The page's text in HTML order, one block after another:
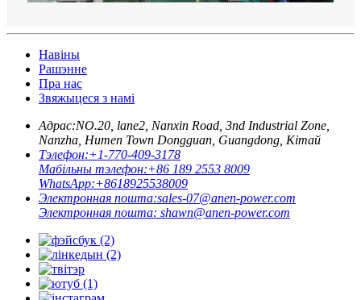
Навіны
Рашэнне
Пра нас
Звяжыцеся з намі
Адрас:NO.20, lane2, Nanxin Road, 3nd Industrial Zone,
Nanzha, Humen Town Dongguan, Guangdong, Кітай
Тэлефон:+1-770-409-3178
Мабільны тэлефон:+86 189 2553 8009
WhatsApp:+8618925538009
Электронная пошта:sales-07@anen-power.com
Электронная пошта: shawn@anen-power.com